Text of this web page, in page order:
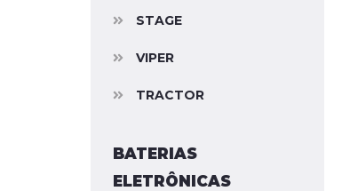
STAGE
VIPER
TRACTOR
BATERIAS
ELETRÔNICAS